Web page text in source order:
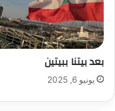
بعد بيتنا ببيتين
يونيو 6, 2025